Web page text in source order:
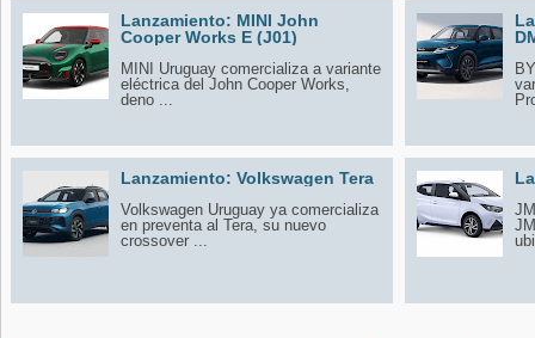
Lanzamiento: MINI John
Cooper Works E (J01)
MINI Uruguay comercializa a variante
eléctrica del John Cooper Works,
deno ...
Lanzamiento: Volkswagen Tera
Volkswagen Uruguay ya comercializa
en preventa al Tera, su nuevo
crossover ...